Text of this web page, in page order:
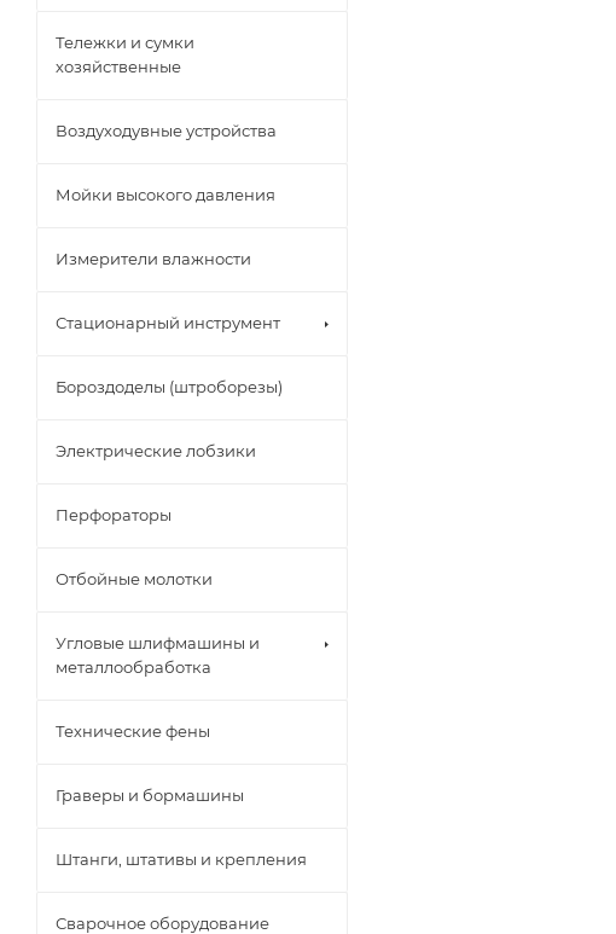
Тележки и сумки
хозяйственные
Воздуходувные устройства
Мойки высокого давления
Измерители влажности
Стационарный инструмент
Бороздоделы (штроборезы)
Электрические лобзики
Перфораторы
Отбойные молотки
Угловые шлифмашины и
металлообработка
Технические фены
Граверы и бормашины
Штанги, штативы и крепления
Сварочное оборудование